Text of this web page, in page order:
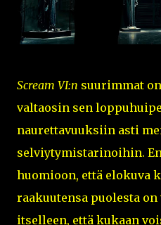
Scream VI:n suurimmat
valtaosin sen
naurettavuuksiin asti
selviytymistarinoihin.
huomioon, että elokuva
raakuutensa puolesta
itselleen, että kukaan